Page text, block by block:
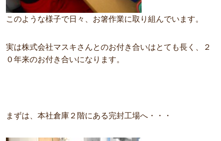
このような様子で日々、お箸作業に取り組んでいます。
実は株式会社マスキさんとのお付き合いはとても長く、２
０年来のお付き合いになります。
まずは、本社倉庫２階にある完封工場へ・・・